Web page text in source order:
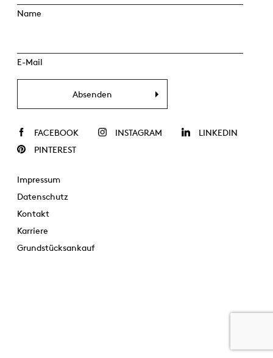
Name
E-Mail
Absenden
FACEBOOK INSTAGRAM
LINKEDIN
PINTEREST
Impressum
Datenschutz
Kontakt
Karriere
Grundstücksankauf